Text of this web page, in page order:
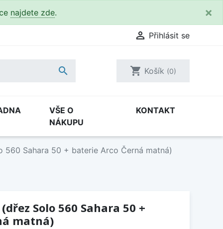
najdete zde. ×
 Přihlásit se
 shopping_cart Košík (0)
VŠE O
NÁKUPU
KONTAKT
560 Sahara 50 + baterie Arco Černá matná)
Solo 560 Sahara 50 +
matná)